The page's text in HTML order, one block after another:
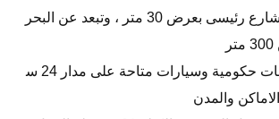
الشقة تطل على شارع رئيسى بعرض 30 متر ، وتبعد عن البحر
المواصلات اتوبيسات حكومية وسيارات متاحة على مدار 24 س
والمدن